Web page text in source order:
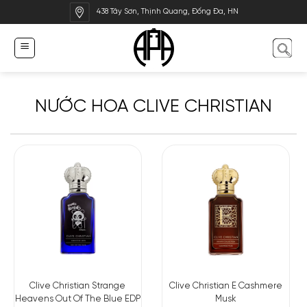
qua
dung
438 Tây Sơn, Thịnh Quang, Đống Đa, HN
NƯỚC HOA CLIVE CHRISTIAN
Clive Christian Strange
Heavens Out Of The Blue EDP
Clive Christian E Cashmere
Musk